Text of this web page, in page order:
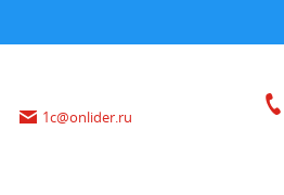
1c@onlider.ru